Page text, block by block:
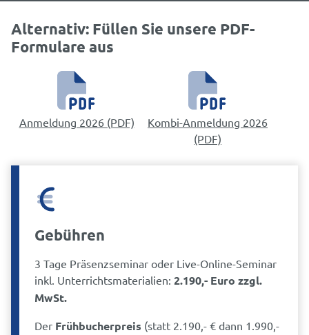
Alternativ: Füllen Sie unsere PDF-
Formulare aus
Anmeldung 2026 (PDF)
Kombi-Anmeldung 2026
(PDF)
Gebühren
3 Tage Präsenzseminar oder Live-Online-Seminar
inkl. Unterrichtsmaterialien: 2.190,- Euro zzgl.
MwSt.
Der Frühbucherpreis (statt 2.190,- € dann 1.990,-